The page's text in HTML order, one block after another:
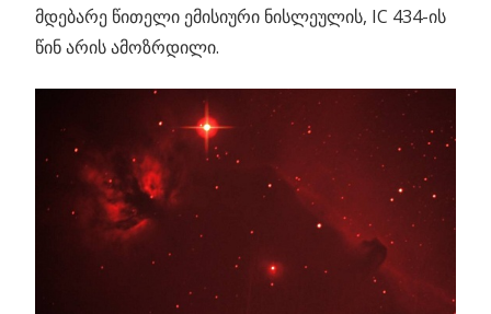
მდებარე წითელი ემისიური ნისლეულის, IC 434-ის
წინ არის ამოზრდილი.